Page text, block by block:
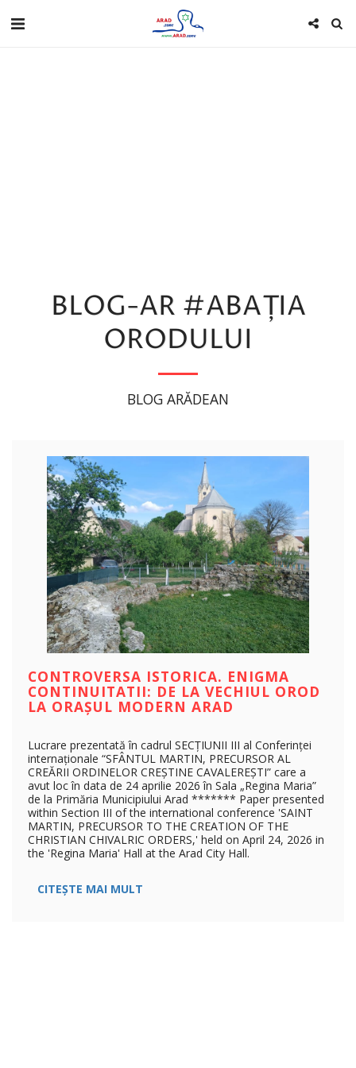
BLOG-AR #ABAȚIA
ORODULUI
BLOG ARĂDEAN
CONTROVERSA ISTORICA. ENIGMA
CONTINUITATII: DE LA VECHIUL OROD
LA ORAȘUL MODERN ARAD
Lucrare prezentată în cadrul SECȚIUNII III al Conferinței
internaționale “SFÂNTUL MARTIN, PRECURSOR AL
CREĂRII ORDINELOR CREȘTINE CAVALEREȘTI” care a
avut loc în data de 24 aprilie 2026 în Sala „Regina Maria”
de la Primăria Municipiului Arad ******* Paper presented
within Section III of the international conference 'SAINT
MARTIN, PRECURSOR TO THE CREATION OF THE
CHRISTIAN CHIVALRIC ORDERS,' held on April 24, 2026 in
the 'Regina Maria' Hall at the Arad City Hall.
CITEȘTE MAI MULT